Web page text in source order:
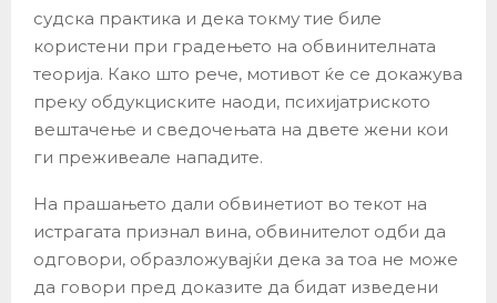
судска практика и дека токму тие биле
користени при градењето на обвинителната
теорија. Како што рече, мотивот ќе се докажува
преку обдукциските наоди, психијатриското
вештачење и сведочењата на двете жени кои
ги преживеале нападите.
На прашањето дали обвинетиот во текот на
истрагата признал вина, обвинителот одби да
одговори, образложувајќи дека за тоа не може
да говори пред доказите да бидат изведени